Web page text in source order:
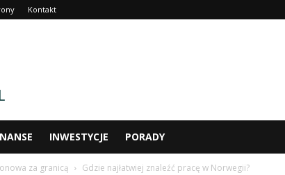
Kontakt
INWESTYCJE PORADY
za granicą Gdzie najłatwiej znaleźć pracę w Norwegii?